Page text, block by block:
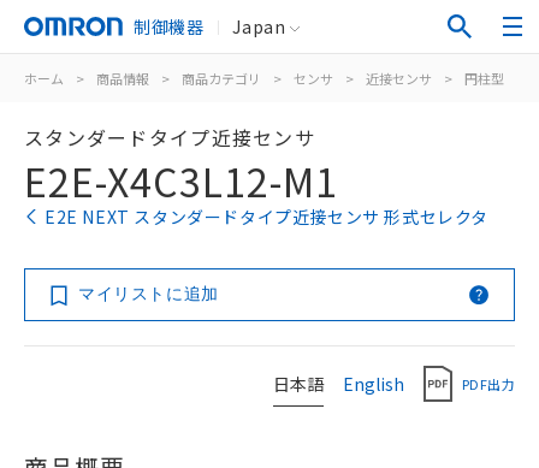
制御機器 Japan
ホーム > 商品情報 > 商品カテゴリ > センサ > 近接センサ > 円柱型
スタンダードタイプ近接センサ
E2E-X4C3L12-M1
E2E NEXT スタンダードタイプ近接センサ 形式セレクタ
マイリストに追加
日本語 English PDF出力